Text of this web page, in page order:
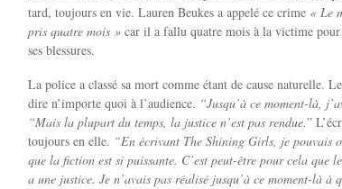
tard, toujours en vie. Lauren Beukes a appelé ce crime « Le
pris quatre mois » car il a fallu quatre mois à la victime pour
ses blessures.
La police a classé sa mort comme étant de cause naturelle.
dire n’importe quoi à l’audience. “Jusqu’à ce moment-là,
“Mais la plupart du temps, la justice n’est pas rendue.”
toujours en elle. “En écrivant The Shining Girls, je pouvais
que la fiction est si puissante. C’est peut-être pour cela que
a une justice. Je n’avais pas réalisé jusqu’à ce moment-là